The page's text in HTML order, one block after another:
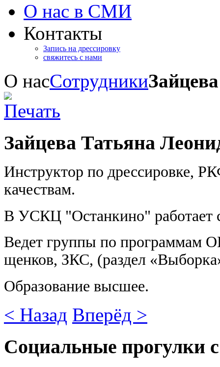
О нас в СМИ
Контакты
Запись на дрессировку
свяжитесь с нами
О насСотрудники
Зайцева Татьяна
Инструктор по дрессировке,
качествам.
В УСКЦ "Останкино" работает
Ведет группы по программам
щенков, ЗКС, (раздел
Образование высшее.
< Назад Вперёд >
Социальные прогулки